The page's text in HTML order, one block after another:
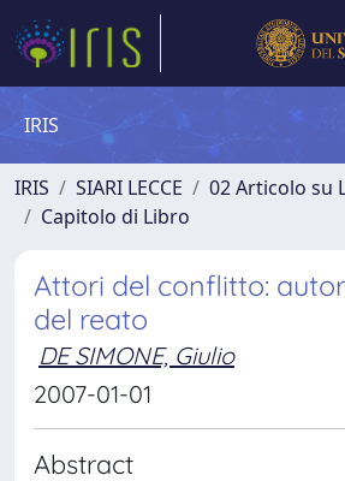
IRIS
IRIS SIARI LECCE
02 Articolo su
Capitolo di Libro
Attori del conflitto:
del reato
DE SIMONE, Giulio
2007-01-01
Abstract